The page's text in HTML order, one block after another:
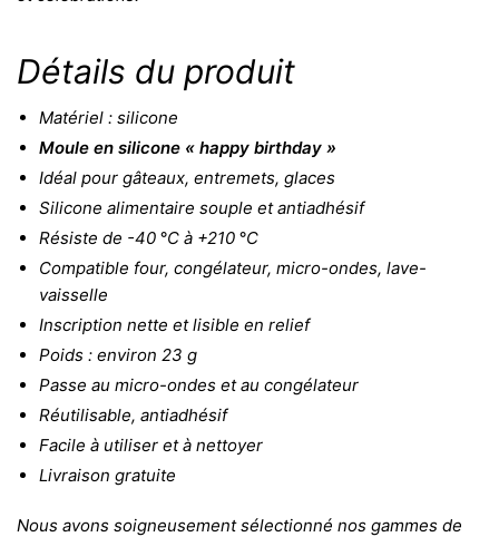
Détails du produit
Matériel : silicone
Moule en silicone « happy birthday »
Idéal pour gâteaux, entremets, glaces
Silicone alimentaire souple et antiadhésif
Résiste de -40 °C à +210 °C
Compatible four, congélateur, micro-ondes, lave-
vaisselle
Inscription nette et lisible en relief
Poids : environ 23 g
Passe au micro-ondes et au congélateur
Réutilisable, antiadhésif
Facile à utiliser et à nettoyer
Livraison gratuite
Nous avons soigneusement sélectionné nos gammes de